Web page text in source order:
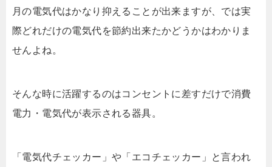
月の電気代はかなり抑えることが出来ますが、では実
際どれだけの電気代を節約出来たかどうかはわかりま
せんよね。
そんな時に活躍するのはコンセントに差すだけで消費
電力・電気代が表示される器具。
「電気代チェッカー」や「エコチェッカー」と言われ